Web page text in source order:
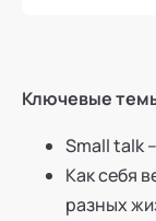
Ключевые
Small talk
Как себя
разных